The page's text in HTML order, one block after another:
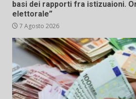
basi dei rapporti fra istizuaioni.
elettorale”
7 Agosto 2026